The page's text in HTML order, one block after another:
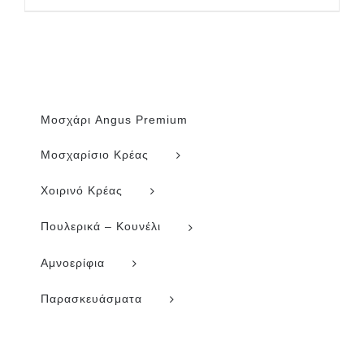
Μοσχάρι Angus Premium
Μοσχαρίσιο Κρέας
Χοιρινό Κρέας
Πουλερικά – Κουνέλι
Αμνοερίφια
Παρασκευάσματα